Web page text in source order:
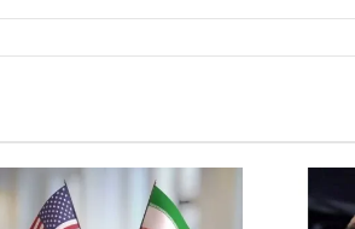
ترتيب أوراق ليفربول قبل ديربي إيفرتون